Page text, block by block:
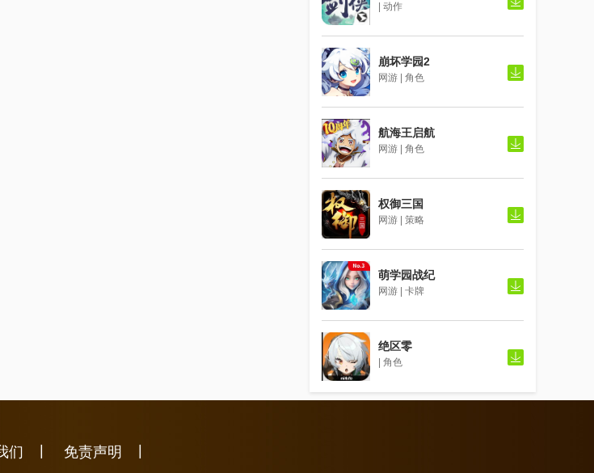
| 动作
崩坏学园2
网游 | 角色
航海王启航
网游 | 角色
权御三国
网游 | 策略
萌学园战纪
网游 | 卡牌
绝区零
| 角色
们 免责声明